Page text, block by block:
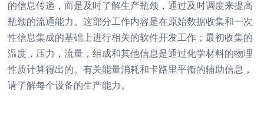
的信息传递，而是及时了解生产瓶颈，通过及时调度来提高
瓶颈的流通能力。这部分工作内容是在原始数据收集和一次
性信息集成的基础上进行相关的软件开发工作；最初收集的
温度，压力，流量，组成和其他信息是通过化学材料的物理
性质计算得出的。有关能量消耗和卡路里平衡的辅助信息，
请了解每个设备的生产能力。